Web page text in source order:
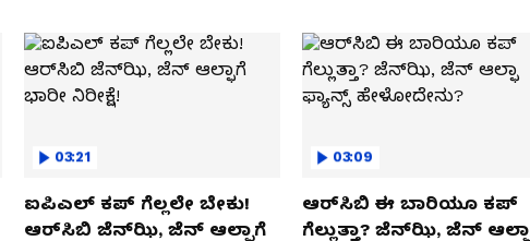
03:21
ಐಪಿಎಲ್ ಕಪ್‌ ಗೆಲ್ಲಲೇ ಬೇಕು!
ಆರ್‌ಸಿಬಿ ಜೆನ್‌ಝಿ, ಜೆನ್‌ ಆಲ್ಫಾಗೆ
03:09
ಆರ್‌ಸಿಬಿ ಈ ಬಾರಿಯೂ ಕಪ್‌
ಗೆಲ್ಲುತ್ತಾ? ಜೆನ್‌ಝಿ, ಜೆನ್‌ ಆಲ್ಫಾ